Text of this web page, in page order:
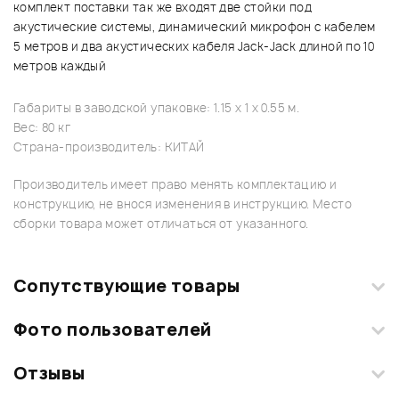
комплект поставки так же входят две стойки под
акустические системы, динамический микрофон с кабелем
5 метров и два акустических кабеля Jack-Jack длиной по 10
метров каждый
Габариты в заводской упаковке: 1.15 x 1 x 0.55 м.
Вес: 80 кг
Страна-производитель: КИТАЙ
Производитель имеет право менять комплектацию и
конструкцию, не внося изменения в инструкцию. Место
сборки товара может отличаться от указанного.
Сопутствующие товары
Фото пользователей
Загрузите свои фотографии купленного товара и получите
Отзывы